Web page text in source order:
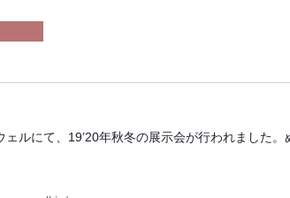
ルにて、19’20年秋冬の展示会が行われました